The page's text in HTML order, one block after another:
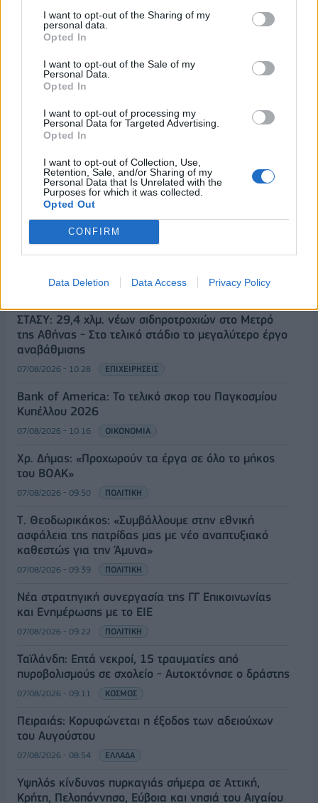
I want to opt-out of the Sharing of my
personal data.
Opted In
I want to opt-out of the Sale of my
Personal Data.
Opted In
I want to opt-out of processing my
Personal Data for Targeted Advertising.
Opted In
I want to opt-out of Collection, Use,
Retention, Sale, and/or Sharing of my
Personal Data that Is Unrelated with the
Purposes for which it was collected.
Opted Out
CONFIRM
Data Deletion Data Access Privacy Policy
ΡΟΗ ΕΙΔΗΣΕΩΝ
Έρευνα ΕΟΤ: Η Ελλάδα στις κορυφαίες επιλογές
των Ευρωπαίων ταξιδιωτών
Ειδικό Χωροταξικό Πλαίσιο για τον Τουρισμό:
Στρατηγικό εργαλείο για βιώσιμη τουριστική
ΣΤΑΣΥ: 29,4 χλμ. νέων σιδηροτροχιών στο Μετρό
της Αθήνας - Στο τελικό στάδιο το μεγαλύτερο έργο
αναβάθμισης
07/08/2026 - 10:28 ΕΠΙΧΕΙΡΗΣΕΙΣ
Bank of America: Το τελικό σκορ του Παγκοσμίου
Κυπέλλου 2026
07/08/2026 - 10:16 ΟΙΚΟΝΟΜΙΑ
Χρ. Δήμας: «Προχωρούν τα έργα σε όλο το μήκος
του ΒΟΑΚ»
07/08/2026 - 09:50 ΠΟΛΙΤΙΚΗ
Τ. Θεοδωρικάκος: «Συμβάλλουμε στην εθνική
ασφάλεια της πατρίδας μας με νέο αναπτυξιακό
καθεστώς για την Άμυνα»
07/08/2026 - 09:39 ΠΟΛΙΤΙΚΗ
Νέα στρατηγική συνεργασία της ΓΓ Επικοινωνίας
και Ενημέρωσης με το ΕΙΕ
07/08/2026 - 09:22 ΠΟΛΙΤΙΚΗ
Ταϊλάνδη: Επτά νεκροί, 15 τραυματίες από
πυροβολισμούς σε σχολείο - Αυτοκτόνησε ο δράστης
07/08/2026 - 09:11 ΚΟΣΜΟΣ
Πειραιάς: Κορυφώνεται η έξοδος των αδειούχων
του Αυγούστου
07/08/2026 - 08:54 ΕΛΛΑΔΑ
Υψηλός κίνδυνος πυρκαγιάς σήμερα σε Αττική,
Κρήτη, Πελοπόννησο, Εύβοια και νησιά του Αιγαίου